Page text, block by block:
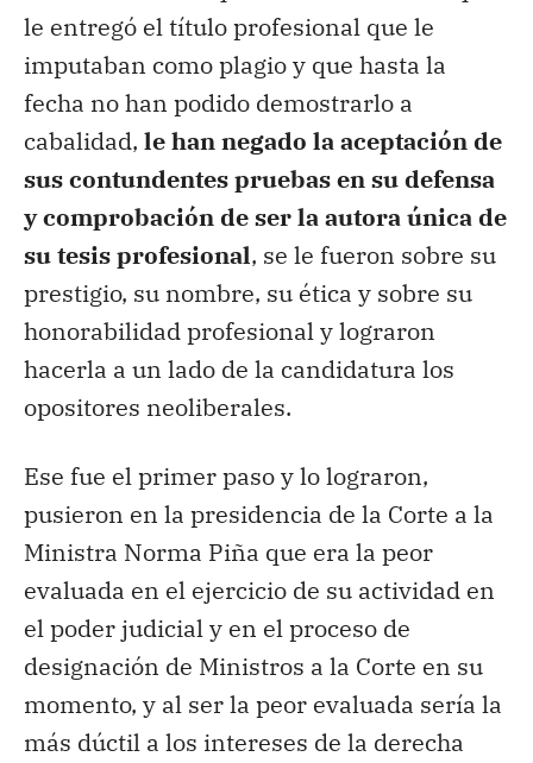
le entregó el título profesional que le
imputaban como plagio y que hasta la
fecha no han podido demostrarlo a
cabalidad, le han negado la aceptación de
sus contundentes pruebas en su defensa
y comprobación de ser la autora única de
su tesis profesional, se le fueron sobre su
prestigio, su nombre, su ética y sobre su
honorabilidad profesional y lograron
hacerla a un lado de la candidatura los
opositores neoliberales.
Ese fue el primer paso y lo lograron,
pusieron en la presidencia de la Corte a la
Ministra Norma Piña que era la peor
evaluada en el ejercicio de su actividad en
el poder judicial y en el proceso de
designación de Ministros a la Corte en su
momento, y al ser la peor evaluada sería la
más dúctil a los intereses de la derecha